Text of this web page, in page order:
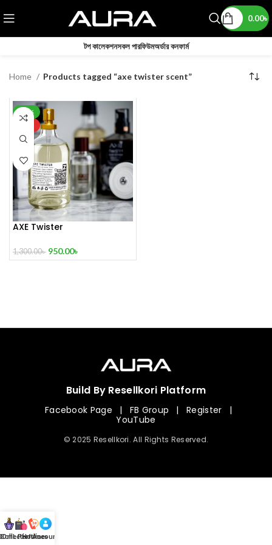
0.00৳
টপ কালেকশনসকল পারফিউমঅর্ডার কনফার্ম
Home Products tagged “axe twister scent”
-27%
AXE Twister
1,300.00৳ 950.00৳
Build By Resellkori Platform
Facebook Page | FB Group | Register
|
YouTube
© 2025 Resellkori. All Rights Reserved.
mL Perfumes
Hotline
Account